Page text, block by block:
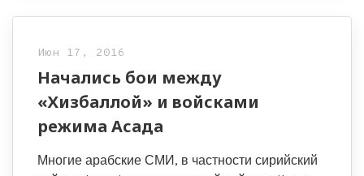
Июн 17, 2016
Начались бои между
«Хизбаллой» и войсками
режима Асада
Многие арабские СМИ, в частности сирийский